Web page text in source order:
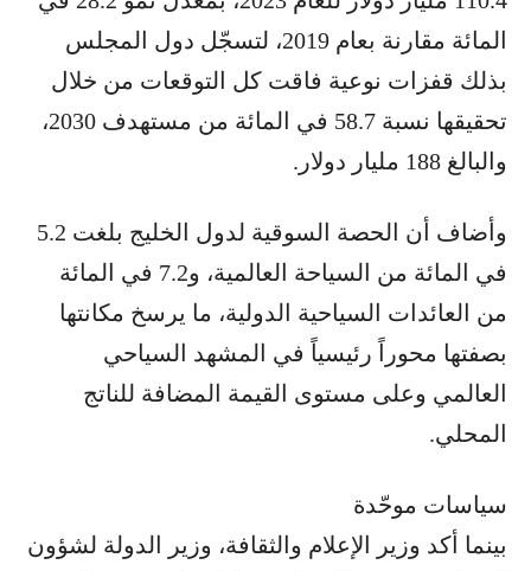
المائة مقارنة بعام 2019، لتسجّل دول المجلس
بذلك قفزات نوعية فاقت كل التوقعات من خلال
تحقيقها نسبة 58.7 في المائة من مستهدف 2030،
والبالغ 188 مليار دولار.
وأضاف أن الحصة السوقية لدول الخليج بلغت 5.2
في المائة من السياحة العالمية، و7.2 في المائة
من العائدات السياحية الدولية، ما يرسخ مكانتها
بصفتها محوراً رئيسياً في المشهد السياحي
العالمي وعلى مستوى القيمة المضافة للناتج
المحلي.
سياسات موحّدة
بينما أكد وزير الإعلام والثقافة، وزير الدولة لشؤون